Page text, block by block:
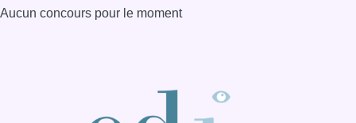
Aucun concours pour le moment